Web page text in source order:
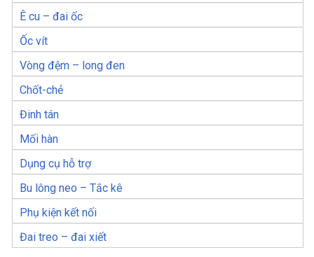
Ê cu – đai ốc
Ốc vít
Vòng đệm – long đen
Chốt-chẻ
Đinh tán
Mối hàn
Dụng cụ hỗ trợ
Bu lông neo – Tắc kê
Phụ kiện kết nối
Đai treo – đai xiết